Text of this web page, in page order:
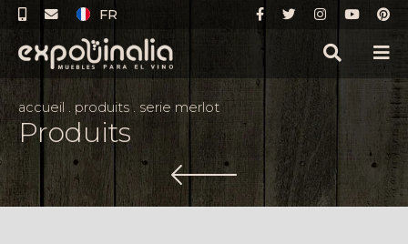
FR
accueil . produits. serie merlot
Produits